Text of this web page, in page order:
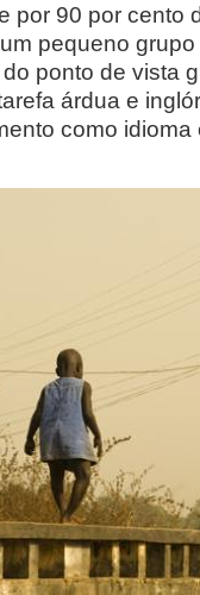
por 90 por cento
pequeno
ponto de vista
árdua e
como idioma